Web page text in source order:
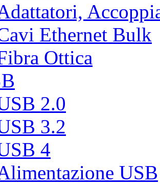
Ethernet Bulk
Ottica
2.0
3.2
4
USB